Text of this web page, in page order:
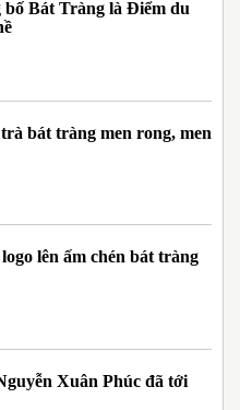
bố Bát Tràng là Điểm du
bát tràng men rong, men
lên ấm chén bát tràng
Xuân Phúc đã tới